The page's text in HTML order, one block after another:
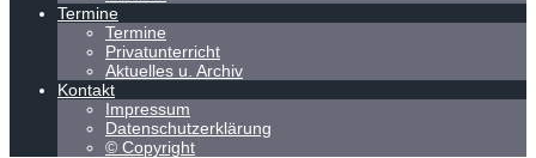
Termine
Termine
Privatunterricht
Aktuelles u. Archiv
Kontakt
Impressum
Datenschutzerklärung
© Copyright